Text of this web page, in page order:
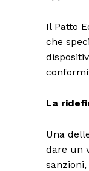
Il Patto
che
La
Una
dare un